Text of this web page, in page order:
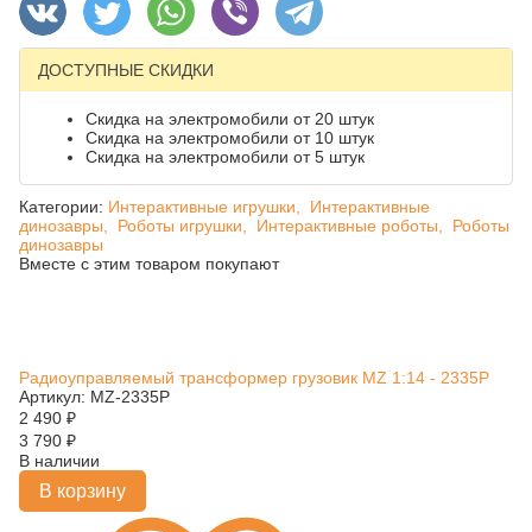
ДОСТУПНЫЕ СКИДКИ
Скидка на электромобили от 20 штук
Скидка на электромобили от 10 штук
Скидка на электромобили от 5 штук
Категории: Интерактивные игрушки,
Интерактивные
динозавры,
Роботы игрушки, Интерактивные роботы,
Роботы
динозавры
Вместе с этим товаром покупают
Радиоуправляемый трансформер грузовик MZ 1:14 - 2335P
Артикул: MZ-2335P
2 490 ₽
3 790 ₽
В наличии
В корзину